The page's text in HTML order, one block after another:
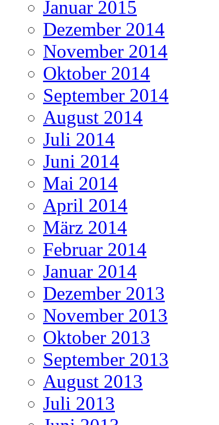
Januar 2015
Dezember 2014
November 2014
Oktober 2014
September 2014
August 2014
Juli 2014
Juni 2014
Mai 2014
April 2014
März 2014
Februar 2014
Januar 2014
Dezember 2013
November 2013
Oktober 2013
September 2013
August 2013
Juli 2013